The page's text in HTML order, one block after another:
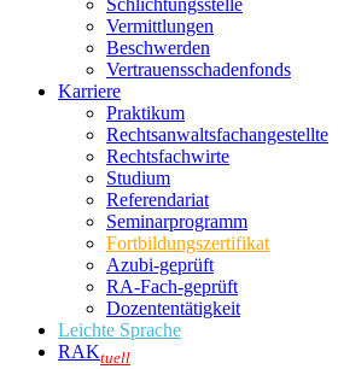
Schlichtungsstelle
Vermittlungen
Beschwerden
Vertrauensschadenfonds
Karriere
Praktikum
Rechtsanwalts­fachangestellte
Rechtsfachwirte
Studium
Referendariat
Seminarprogramm
Fortbildungszertifikat
Azubi-geprüft
RA-Fach-geprüft
Dozententätigkeit
Leichte Sprache
RAKtuell